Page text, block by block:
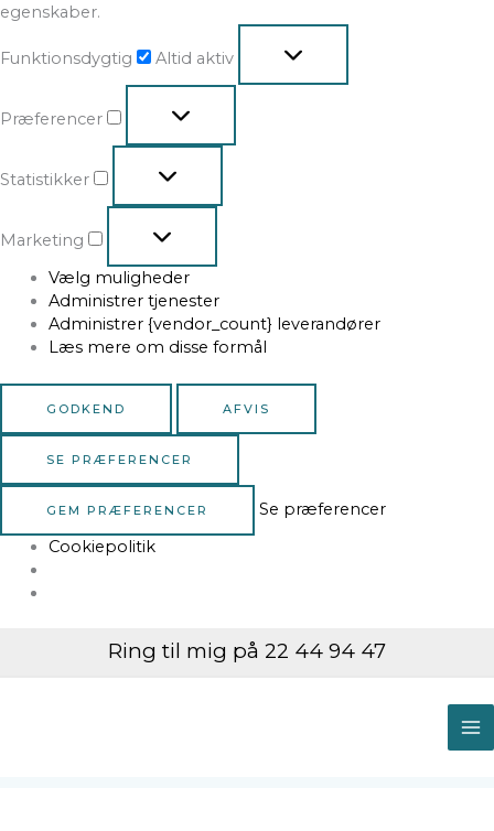
egenskaber.
Funktionsdygtig Altid aktiv
Præferencer
Statistikker
Marketing
Vælg muligheder
Administrer tjenester
Administrer {vendor_count} leverandører
Læs mere om disse formål
GODKEND AFVIS
SE PRÆFERENCER
GEM PRÆFERENCER
Se præferencer
Cookiepolitik
Ring til mig på 22 44 94 47